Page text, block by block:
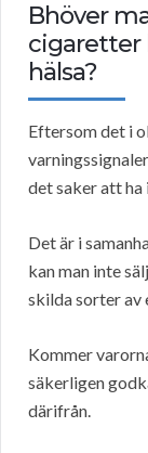
Bhöver
cigaretter
hälsa?
Eftersom det i
det saker att ha
Det är i
kan man inte
skilda sorter av
Kommer
säkerligen
därifrån.